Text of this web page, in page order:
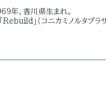
年、香川県生まれ。
」（コニカミノルタプラ